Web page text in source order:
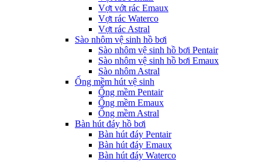
Vợt vớt rác Emaux
Vợt rác Waterco
Vợt rác Astral
Sào nhôm vệ sinh hồ bơi
Sào nhôm vệ sinh hồ bơi Pentair
Sào nhôm vệ sinh hồ bơi Emaux
Sào nhôm Astral
Ống mềm hút vệ sinh
Ống mềm Pentair
Ống mềm Emaux
Ống mềm Astral
Bàn hút đáy hồ bơi
Bàn hút đáy Pentair
Bàn hút đáy Emaux
Bàn hút đáy Waterco